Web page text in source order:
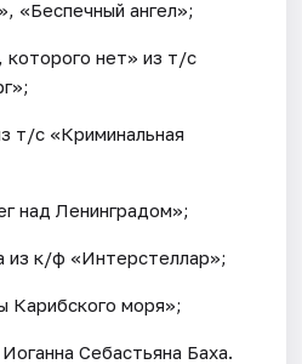
«Беспечный ангел»;
нет» из т/с
т/с «Криминальная
над Ленинградом»;
к/ф «Интерстеллар»;
моря»;
Себастьяна Баха.